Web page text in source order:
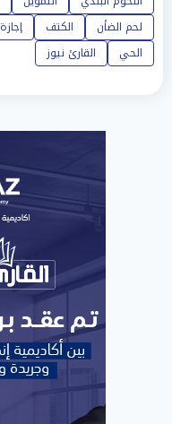
لحم الضأن
الكتف إجازة
الحي
القارئ نيوز